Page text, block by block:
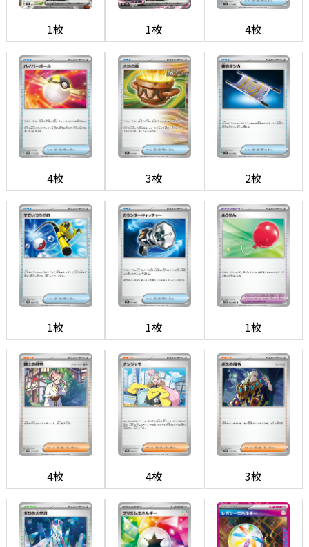
1枚 1枚 4枚
4枚 3枚 2枚
1枚 1枚 1枚
4枚 4枚 3枚